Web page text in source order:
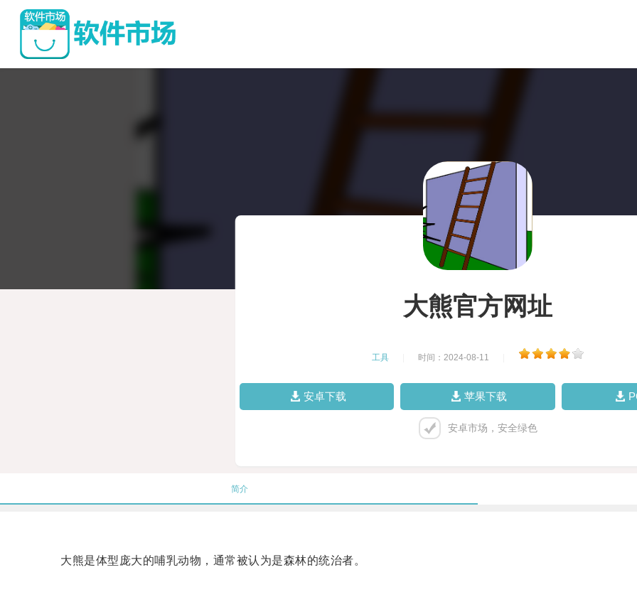
大熊官方网址
工具 时间：2024-08-11
安卓下载 苹果下载
安卓市场，安全绿色
简介
大熊是体型庞大的哺乳动物，通常被认为是森林的统治者。